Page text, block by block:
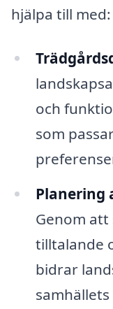
hjälpa till med:
och
som
Planering
Genom att
tilltalande
bidrar